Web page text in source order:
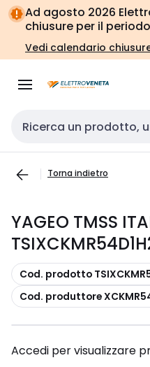
Vai alla
navigazione
Vai
alla
pagina
Ad agosto 2026
chiusure per il
Vedi calendario
Cerca input
Torna indietro
YAGEO TMSS
copia
Cod. prodotto
copia
Cod. produttore
Accedi per visualizzare